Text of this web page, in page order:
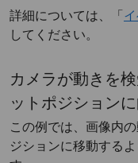
詳細については、「
してください。
カメラが動きを
ットポジション
この例では、画像内
ジションに移動する